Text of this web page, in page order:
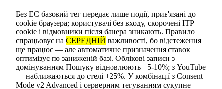
Без EC базовий тег передає лише події, прив'язані до
cookie браузера; користувачі без входу, скорочені ITP
cookie і відмовники після банера зникають. Правило
спрацьовує на СЕРЕДНІЙ важливості, бо відстеження
ще працює — але автоматичне призначення ставок
оптимізує по заниженій базі. Облікові записи з
домінуванням Пошуку відновлюють +5-10%; з YouTube
— наближаються до стелі +25%. У комбінації з Consent
Mode v2 Advanced і серверним тегуванням сукупне